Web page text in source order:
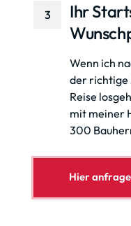
3
Ihr
Wenn ich
der richtige
Reise
mit meiner
300
Hier